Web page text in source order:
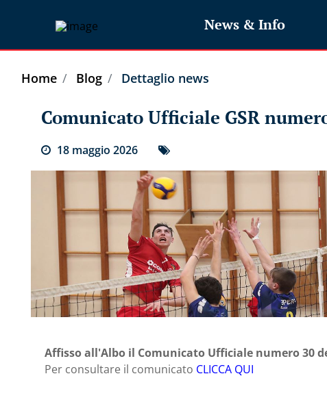
News & Info
Home Blog Dettaglio news
Comunicato Ufficiale GSR
18 maggio 2026
Affisso all'Albo il Comunicato Ufficiale numero 30
Per consultare il comunicato CLICCA QUI